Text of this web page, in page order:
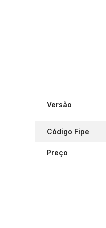
Versão
Código Fipe
Preço